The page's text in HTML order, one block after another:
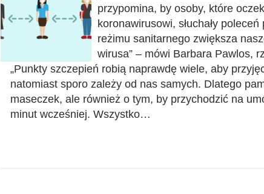
przypomina, by osoby, które
koronawirusowi, słuchały
reżimu sanitarnego zwiększa
wirusa” – mówi Barbara Pawlos,
„Punkty szczepień robią naprawdę wiele, aby
natomiast sporo zależy od nas samych. Dlatego
maseczek, ale również o tym, by przychodzić na
minut wcześniej. Wszystko…